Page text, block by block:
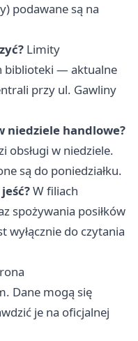
podawane są na
Limity
biblioteki — aktualne
przy ul. Gawliny
niedziele handlowe?
obsługi w niedziele.
są do poniedziałku.
W filiach
spożywania posiłków
do czytania
Dane mogą się
je na oficjalnej